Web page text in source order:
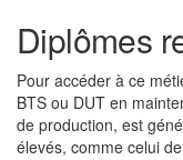
Diplômes
Pour accéder à ce
BTS ou DUT en
de production, est
élevés, comme celui